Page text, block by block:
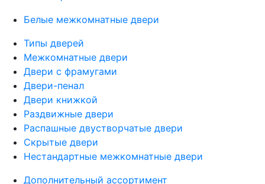
Белые межкомнатные двери
Типы дверей
Межкомнатные двери
Двери с фрамугами
Двери-пенал
Двери книжкой
Раздвижные двери
Распашные двустворчатые двери
Скрытые двери
Нестандартные межкомнатные двери
Дополнительный ассортимент